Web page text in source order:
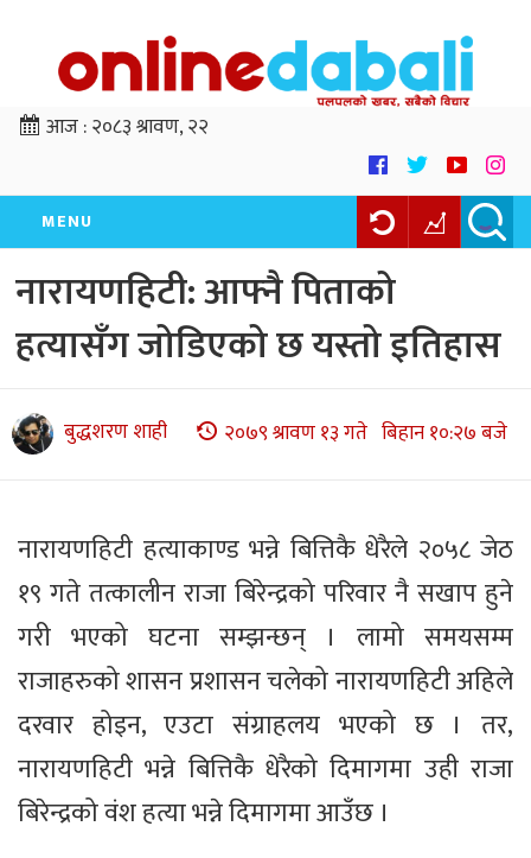
आज :२०८३ श्रावण, २२
MENU
नारायणहिटी: आफ्नै पिताको
हत्यासँग जोडिएको छ यस्तो इतिहास
बुद्धशरण शाही २०७९ श्रावण १३ गते बिहान १०:२७ बजे
नारायणहिटी हत्याकाण्ड भन्ने बित्तिकै धेरैले २०५८ जेठ
१९ गते तत्कालीन राजा बिरेन्द्रको परिवार नै सखाप हुने
गरी भएको घटना सम्झन्छन् । लामो समयसम्म
राजाहरुको शासन प्रशासन चलेको नारायणहिटी अहिले
दरवार होइन, एउटा संग्राहलय भएको छ । तर,
नारायणहिटी भन्ने बित्तिकै धेरैको दिमागमा उही राजा
बिरेन्द्रको वंश हत्या भन्ने दिमागमा आउँछ ।